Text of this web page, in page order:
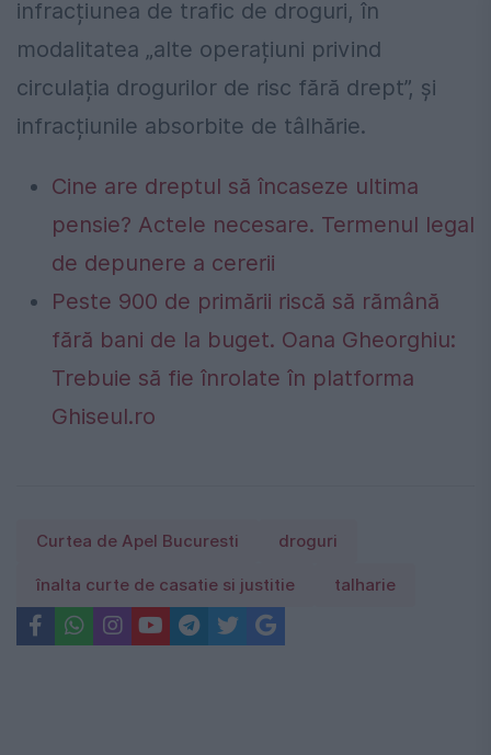
infracțiunea de trafic de droguri, în
modalitatea „alte operațiuni privind
circulația drogurilor de risc fără drept”, și
infracțiunile absorbite de tâlhărie.
Cine are dreptul să încaseze ultima
pensie? Actele necesare. Termenul legal
de depunere a cererii
Peste 900 de primării riscă să rămână
fără bani de la buget. Oana Gheorghiu:
Trebuie să fie înrolate în platforma
Ghiseul.ro
Curtea de Apel Bucuresti droguri
înalta curte de casatie si justitie talharie